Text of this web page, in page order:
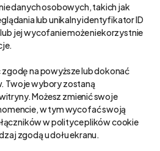
danych osobowych, takich jak
lub unikalny identyfikator ID
jej wycofanie może niekorzystnie
na powyższe lub dokonać
Twoje wybory zostaną
Możesz zmienić swoje
w tym wycofać swoją
w polityce plików cookie
zgodą u dołu ekranu.